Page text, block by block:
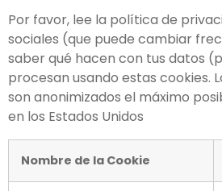
Por favor, lee la política de
sociales (que puede cambiar
saber qué hacen con tus datos
procesan usando estas cookies.
son anonimizados el máximo
en los Estados Unidos
Nombre de la Cookie